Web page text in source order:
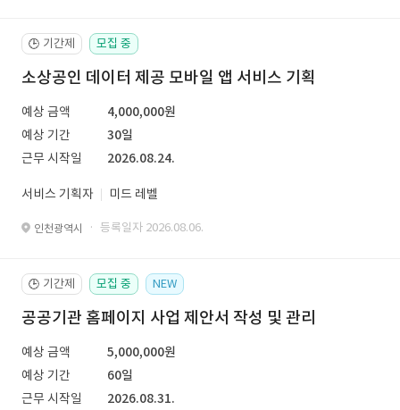
🕒 기간제 모집 중
소상공인 데이터 제공 모바일 앱 서비스 기획
예상 금액
4,000,000원
예상 기간
30일
근무 시작일
2026.08.24.
서비스 기획자 미드 레벨
인천광역시 · 등록일자 2026.08.06.
🕒 기간제 모집 중 NEW
공공기관 홈페이지 사업 제안서 작성 및 관리
예상 금액
5,000,000원
예상 기간
60일
근무 시작일
2026.08.31.